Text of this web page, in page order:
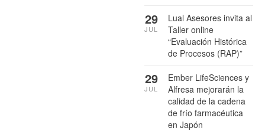
Lual Asesores invita al
Taller online
“Evaluación Histórica
de Procesos (RAP)”
29
JUL
Ember LifeSciences y
Alfresa mejorarán la
calidad de la cadena
de frío farmacéutica
en Japón
29
JUL